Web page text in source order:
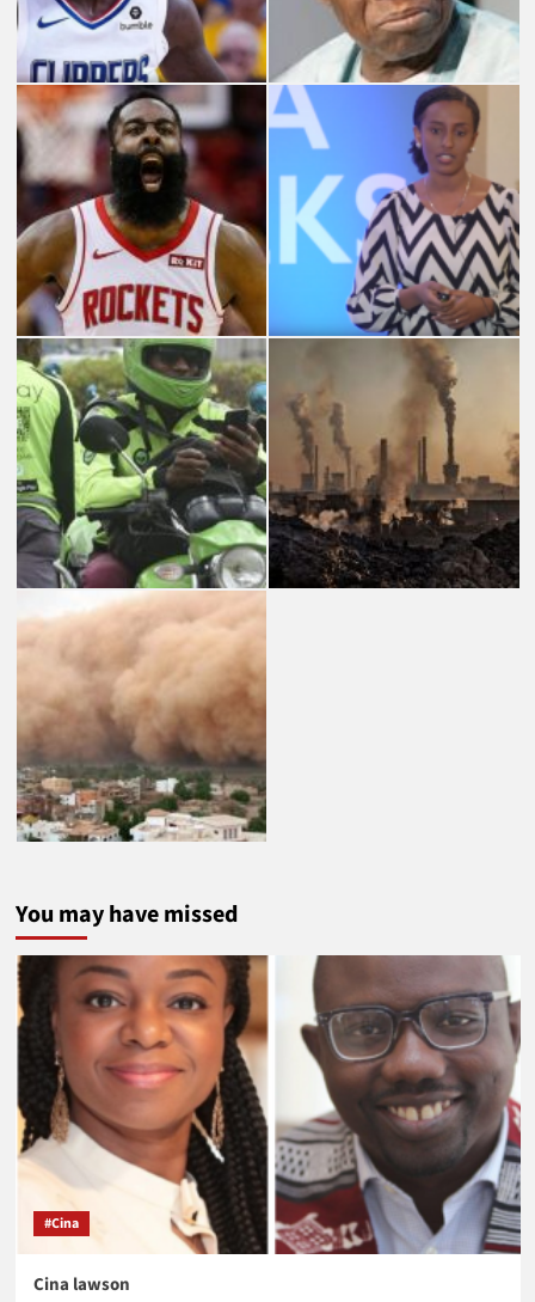
You may have missed
#Cina
Cina lawson